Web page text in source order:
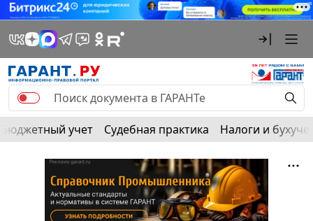
Бюджетный учет Судебная практика Налоги и